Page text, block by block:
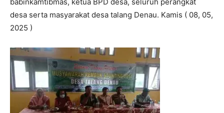
desa serta masyarakat desa talang Denau. Kamis ( 08, 05,
2025 )